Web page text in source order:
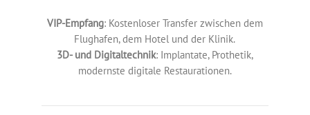
VIP-Empfang: Kostenloser Transfer zwischen dem
Flughafen, dem Hotel und der Klinik.
3D- und Digitaltechnik: Implantate, Prothetik,
modernste digitale Restaurationen.